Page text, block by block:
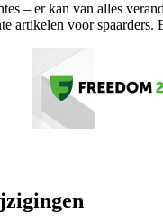
– er kan van alles
artikelen voor